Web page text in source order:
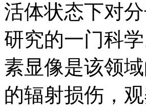
活体状态下对
研究的一门科
素显像是该领
的辐射损伤，